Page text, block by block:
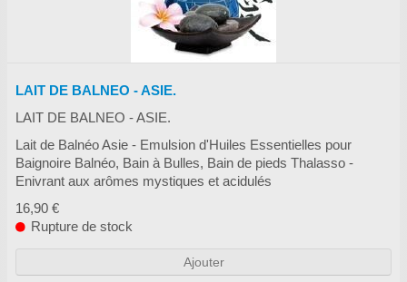
LAIT DE BALNEO - ASIE.
LAIT DE BALNEO - ASIE.
Lait de Balnéo Asie - Emulsion d'Huiles Essentielles pour
Baignoire Balnéo, Bain à Bulles, Bain de pieds Thalasso -
Enivrant aux arômes mystiques et acidulés
16,90 €
Rupture de stock
Ajouter